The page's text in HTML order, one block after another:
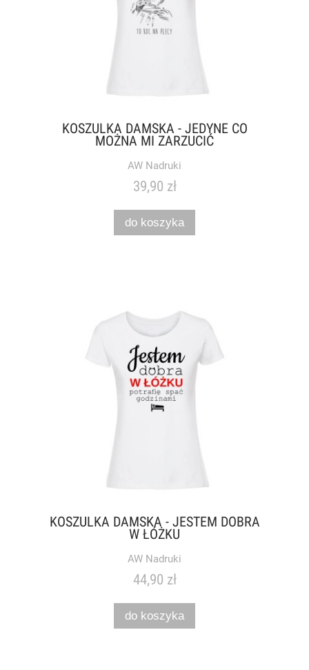
KOSZULKA DAMSKA - JEDYNE CO
MOŻNA MI ZARZUCIĆ
AW Nadruki
39,90 zł
do koszyka
KOSZULKA DAMSKA - JESTEM DOBRA
W ŁÓŻKU
AW Nadruki
44,90 zł
do koszyka